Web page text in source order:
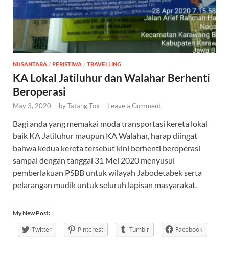
NUSANTARA / PERISTIWA / TRAVELLING
KA Lokal Jatiluhur dan Walahar Berhenti
Beroperasi
May 3, 2020 - byTatang Tox - Leave a Comment
Bagi anda yang memakai moda transportasi kereta lokal
baik KA Jatiluhur maupun KA Walahar, harap diingat
bahwa kedua kereta tersebut kini berhenti beroperasi
sampai dengan tanggal 31 Mei 2020 menyusul
pemberlakuan PSBB untuk wilayah Jabodetabek serta
pelarangan mudik untuk seluruh lapisan masyarakat.
My New Post:
Twitter Pinterest Tumblr Facebook